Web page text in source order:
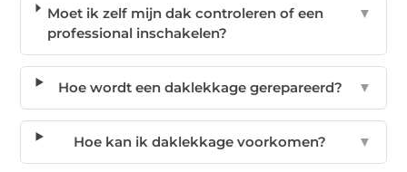
Moet ik zelf mijn dak controleren of een
professional inschakelen?
▼
Hoe wordt een daklekkage gerepareerd? ▼
Hoe kan ik daklekkage voorkomen? ▼